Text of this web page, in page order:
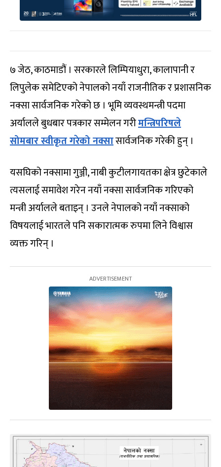
७ जेठ, काठमाडौं । सरकारले लिम्पियाधुरा, कालापानी र
लिपुलेक समेटिएको नेपालको नयाँ राजनीतिक र प्रशासनिक
नक्सा सार्वजनिक गरेको छ । भूमि व्यवस्थमन्त्री पदमा
अर्यालले बुधबार पत्रकार सम्मेलन गरीमन्त्रिपरिषले
सोमबार स्वीकृत गरेको नक्सासार्वजनिक गरेकी हुन् ।
यसघिको नक्सामा गुञ्जी, नाबी कुटीलगायतका क्षेत्र छुटेकाले
त्यसलाई समावेश गरेन नयाँ नक्सा सार्वजनिक गरिएको
मन्त्री अर्यालले बताइन् । उनले नेपालको नयाँ नक्साको
विषयलाई भारतले पनि सकारात्मक रुपमा लिने विश्वास
व्यक्त गरिन् ।